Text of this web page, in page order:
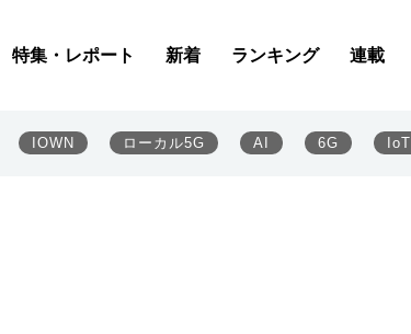
特集・レポート 新着 ランキング 連載
IOWN ローカル5G AI 6G IoT